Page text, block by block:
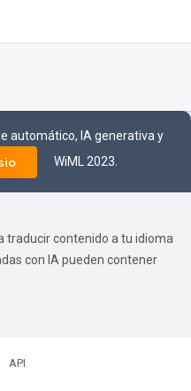
automático, IA generativa y
WiML 2023.
traducir contenido a tu idioma
con IA pueden contener
API